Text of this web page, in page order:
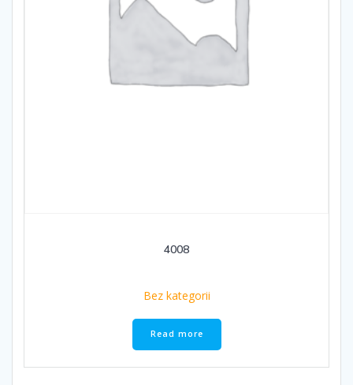
4008
Bez kategorii
Read more